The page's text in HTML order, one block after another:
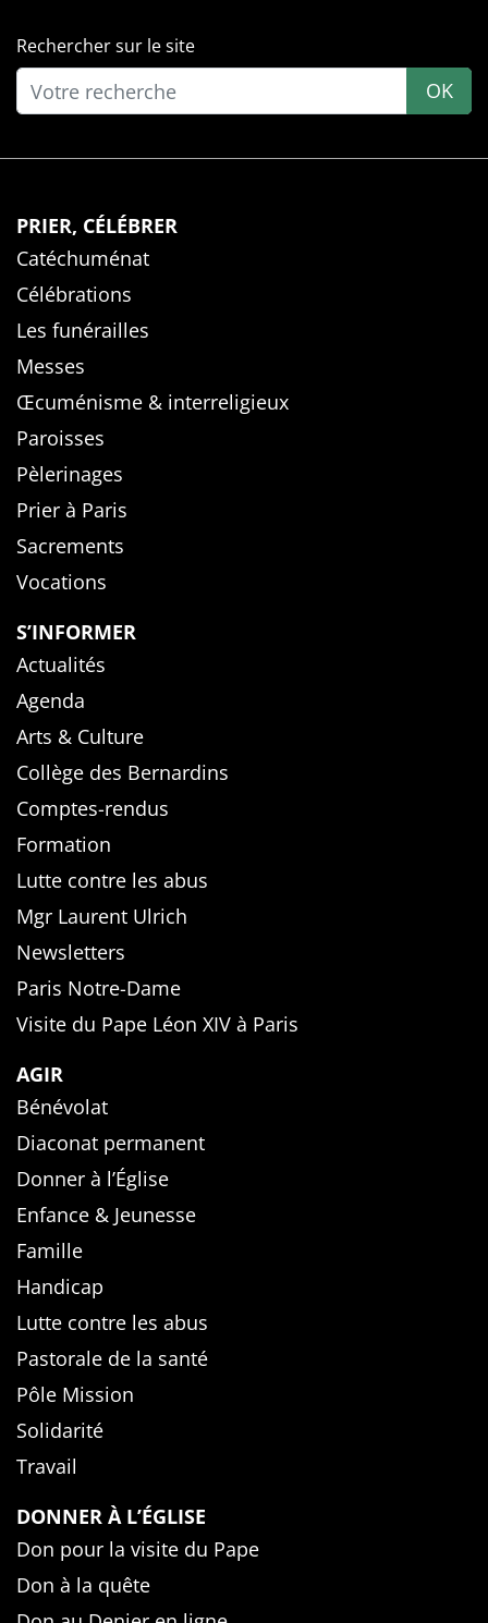
Rechercher sur le site
OK
PRIER, CÉLÉBRER
Catéchuménat
Célébrations
Les funérailles
Messes
Œcuménisme & interreligieux
Paroisses
Pèlerinages
Prier à Paris
Sacrements
Vocations
S’INFORMER
Actualités
Agenda
Arts & Culture
Collège des Bernardins
Comptes-rendus
Formation
Lutte contre les abus
Mgr Laurent Ulrich
Newsletters
Paris Notre-Dame
Visite du Pape Léon XIV à Paris
AGIR
Bénévolat
Diaconat permanent
Donner à l’Église
Enfance & Jeunesse
Famille
Handicap
Lutte contre les abus
Pastorale de la santé
Pôle Mission
Solidarité
Travail
DONNER À L’ÉGLISE
Don pour la visite du Pape
Don à la quête